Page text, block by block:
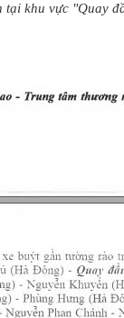
khu vực "Quay